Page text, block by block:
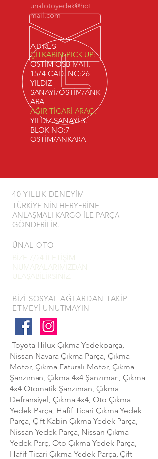
unalotoyedek@hot
mail.com
ADRES
ÇİTKABİN-PICK UP:
OSTİM OSB MAH.
1574 CAD. NO:26
YILDIZ
SANAYİ/OSTİM/ANK
ARA
AĞIR TİCARİ ARAÇ:
YILDIZ SANAYİ 3.
BLOK NO:7
OSTİM/ANKARA
40 YILLIK DENEYİM
TÜRKİYE NİN HERYERİNE
ANLAŞMALI KARGO İLE PARÇA
GÖNDERİLİR.
ÜNAL OTO
BİZE 7/24 İLETİŞİM
NUMARALARIMIZDAN
ULAŞABİLİRSİNİZ.
BİZİ SOSYAL AĞLARDAN TAKİP
ETMEYİ UNUTMAYIN
Toyota Hilux Çıkma Yedekparça,
Nissan Navara Çıkma Parça, Çıkma
Motor, Çıkma Faturalı Motor, Çıkma
Şanzıman, Çıkma 4x4 Şanzıman, Çıkma
4x4 Otomatik Şanzıman, Çıkma
Defransiyel, Çıkma 4x4, Oto Çıkma
Yedek Parça, Hafif Ticari Çıkma Yedek
Parça, Çift Kabin Çıkma Yedek Parça,
Nissan Yedek Parça, Nissan Çıkma
Yedek Parç, Oto Çıkma Yedek Parça,
Hafif Ticari Çıkma Yedek Parça, Çift